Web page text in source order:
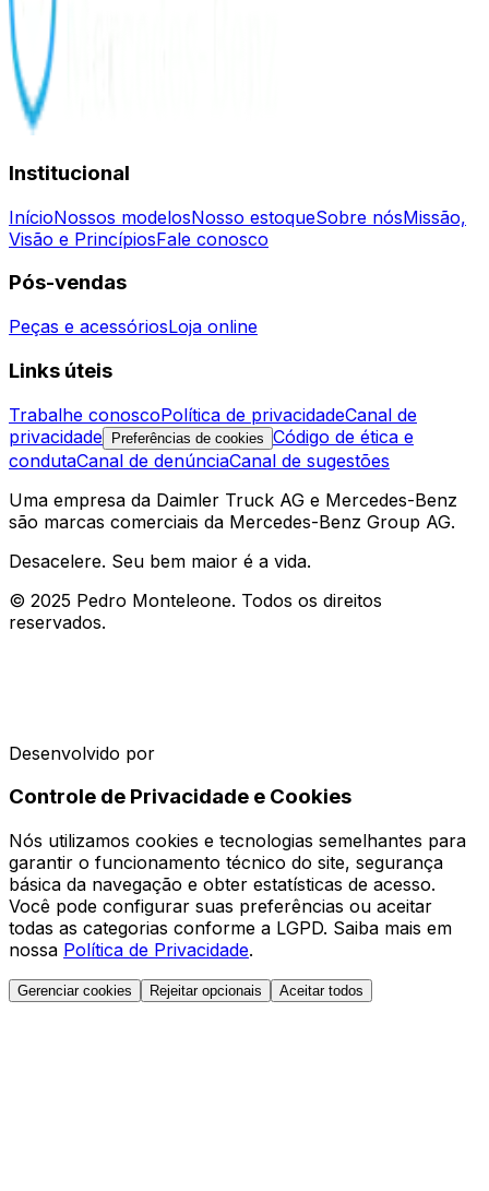
Institucional
InícioNossos modelosNosso estoqueSobre nósMissão,
Visão e PrincípiosFale conosco
Pós-vendas
Peças e acessóriosLoja online
Links úteis
Trabalhe conoscoPolítica de privacidadeCanal de
privacidade Preferências de cookies Código de ética e
condutaCanal de denúnciaCanal de sugestões
Uma empresa da Daimler Truck AG e Mercedes-Benz
são marcas comerciais da Mercedes-Benz Group AG.
Desacelere. Seu bem maior é a vida.
© 2025 Pedro Monteleone. Todos os direitos
reservados.
Desenvolvido por
Controle de Privacidade e Cookies
Nós utilizamos cookies e tecnologias semelhantes para
garantir o funcionamento técnico do site, segurança
básica da navegação e obter estatísticas de acesso.
Você pode configurar suas preferências ou aceitar
todas as categorias conforme a LGPD. Saiba mais em
nossa Política de Privacidade.
Gerenciar cookies Rejeitar opcionais Aceitar todos